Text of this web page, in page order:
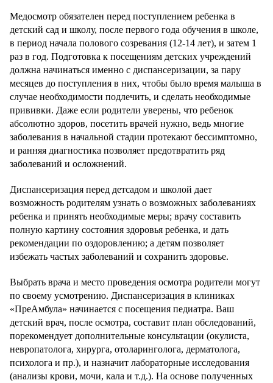
Медосмотр обязателен перед поступлением ребенка в
детский сад и школу, после первого года обучения в школе,
в период начала полового созревания (12-14 лет), и затем 1
раз в год. Подготовка к посещениям детских учреждений
должна начинаться именно с диспансеризации, за пару
месяцев до поступления в них, чтобы было время малыша в
случае необходимости подлечить, и сделать необходимые
прививки. Даже если родители уверены, что ребенок
абсолютно здоров, посетить врачей нужно, ведь многие
заболевания в начальной стадии протекают бессимптомно,
и ранняя диагностика позволяет предотвратить ряд
заболеваний и осложнений.
Диспансеризация перед детсадом и школой дает
возможность родителям узнать о возможных заболеваниях
ребенка и принять необходимые меры; врачу составить
полную картину состояния здоровья ребенка, и дать
рекомендации по оздоровлению; а детям позволяет
избежать частых заболеваний и сохранить здоровье.
Выбрать врача и место проведения осмотра родители могут
по своему усмотрению. Диспансеризация в клиниках
«ПреАмбула» начинается с посещения педиатра. Ваш
детский врач, после осмотра, составит план обследований,
порекомендует дополнительные консультации (окулиста,
невропатолога, хирурга, отоларинголога, дерматолога,
психолога и пр.), и назначит лабораторные исследования
(анализы крови, мочи, кала и т.д.). На основе полученных